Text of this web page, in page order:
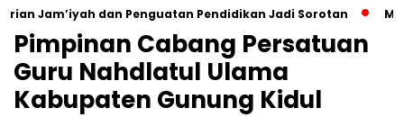
Jam’iyah dan Penguatan Pendidikan Jadi Sorotan
Pimpinan Cabang Persatuan
Guru Nahdlatul Ulama
Kabupaten Gunung Kidul